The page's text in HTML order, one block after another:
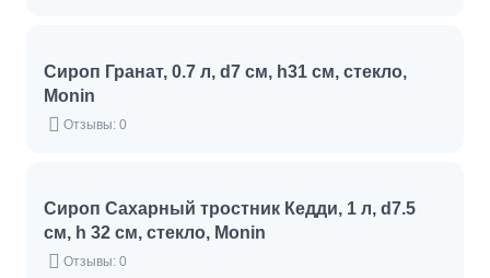
Сироп Гранат, 0.7 л, d7 см, h31 см, стекло,
Monin
Отзывы: 0
Сироп Сахарный тростник Кедди, 1 л, d7.5
см, h 32 см, стекло, Monin
Отзывы: 0